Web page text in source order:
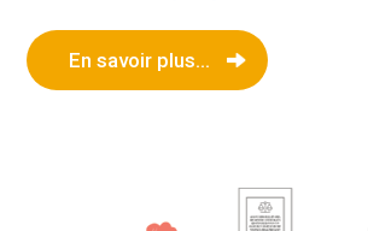
En savoir plus...